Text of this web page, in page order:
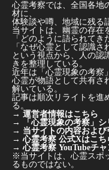
心霊考察では、全国各地
材に、
体験談や噂、地域に残る
当サイトは、幽霊の存在
「どのように語られてき
「なぜ心霊として認識さ
という視点から、人の認
きを整理している。
近年は「心霊現象の考察
心霊が物語として共有さ
解いている。
記事は順次リライトを進
る。
→ 運営者情報はこちら
→
「心霊現象の考察」
→ 当サイトの内容およ
→ 心霊考察 公式Xはこち
→ 心霊考察 YouTubeチ
※当サイトは、心霊スポ
るものではない。